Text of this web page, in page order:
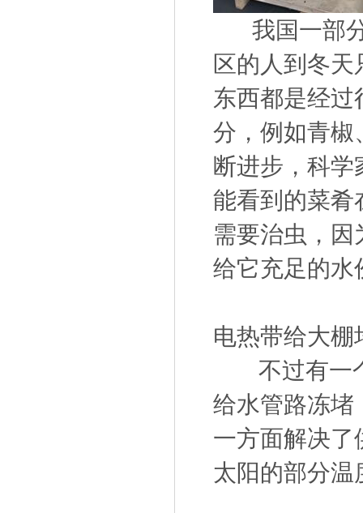
我国一部分
区的人到冬
东西都是经
分，例如青椒
断进步，科
能看到的菜肴
需要治虫，
给它充足的水
电热带给大棚
不过有一个
给水管路冻堵
一方面解决了
太阳的部分温